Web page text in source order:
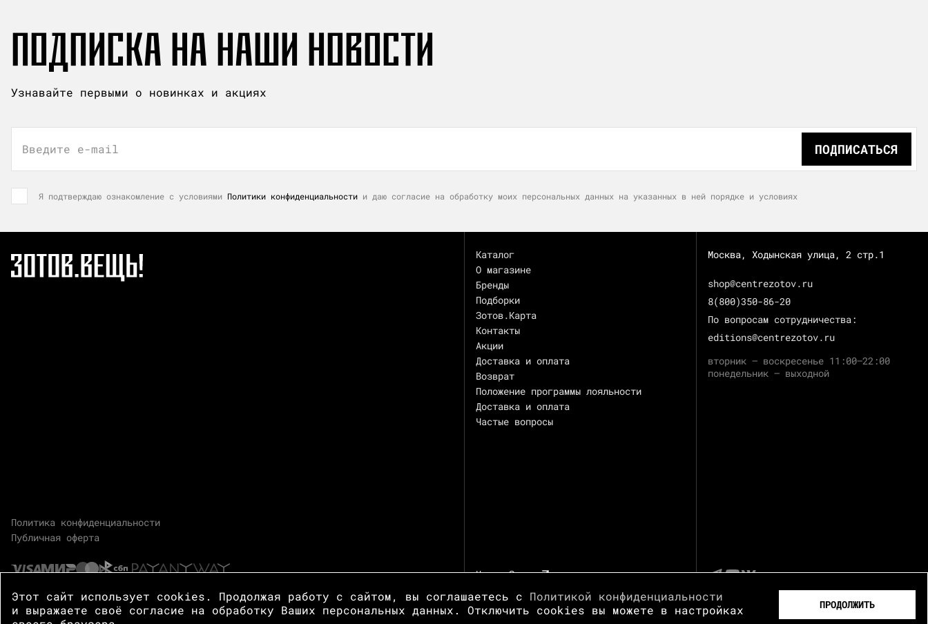
ПОДПИСКА НА НАШИ НОВОСТИ
Узнавайте первыми о новинках и акциях
Введите e-mail ПОДПИСАТЬСЯ
Я подтверждаю ознакомление с условиями Политики конфиденциальности и даю согласие на обработку моих персональных данных на указанных в ней порядке и условиях
Политика конфиденциальности
Публичная оферта
Каталог
О магазине
Бренды
Подборки
Зотов.Карта
Контакты
Акции
Доставка и оплата
Возврат
Положение программы лояльности
Доставка и оплата
Частые вопросы
Центр Зотов
Москва, Ходынская улица, 2 стр.1
shop@centrezotov.ru
8(800)350-86-20
По вопросам сотрудничества:
editions@centrezotov.ru
вторник — воскресенье 11:00–22:00
понедельник — выходной
Этот сайт использует cookies. Продолжая работу с сайтом, вы соглашаетесь с Политикой конфиденциальности
и выражаете своё согласие на обработку Ваших персональных данных. Отключить cookies вы можете в настройках
ПРОДОЛЖИТЬ